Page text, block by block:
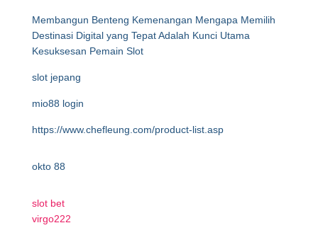
Membangun Benteng Kemenangan Mengapa Memilih
Destinasi Digital yang Tepat Adalah Kunci Utama
Kesuksesan Pemain Slot
slot jepang
mio88 login
https://www.chefleung.com/product-list.asp
okto 88
slot bet
virgo222